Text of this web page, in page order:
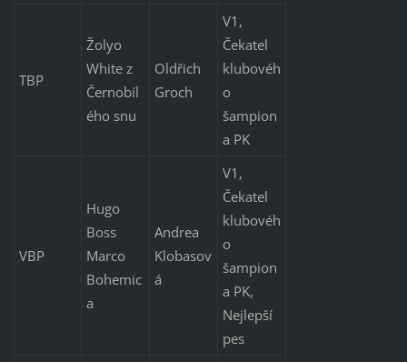
TBP
Žolyo
White z
Černobíl
ého snu
Oldřich
Groch
V1,
Čekatel
klubovéh
o
šampion
a PK
VBP
Hugo
Boss
Marco
Bohemic
a
Andrea
Klobasov
á
V1,
Čekatel
klubovéh
o
šampion
a PK,
Nejlepší
pes